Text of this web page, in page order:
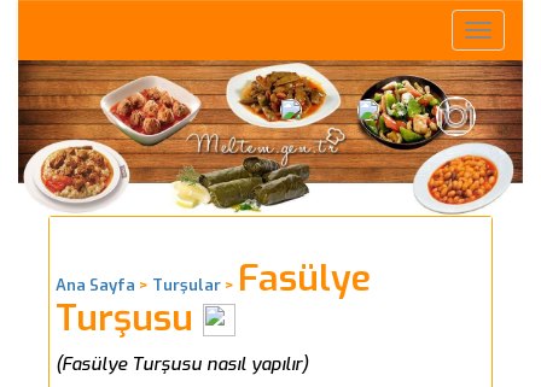
Toggle
Ana Sayfa > Turşular > Fasülye
Turşusu
(Fasülye Turşusu nasıl yapılır)